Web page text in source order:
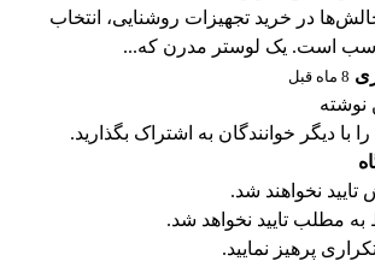
در خرید تجهیزات روشنایی، انتخاب
است. یک لوستر مدرن که...
8 ماه قبل
نوشته
با دیگر خوانندگان به اشتراک بگذارید.
تایید نخواهند شد.
به مطلب تایید نخواهد شد.
پرهیز نمایید.